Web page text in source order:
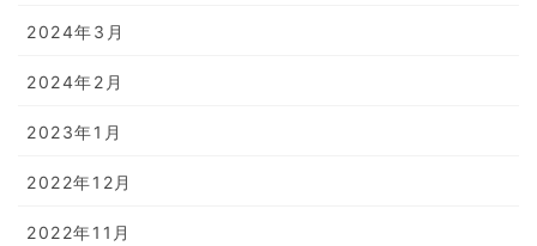
2024年3月
2024年2月
2023年1月
2022年12月
2022年11月